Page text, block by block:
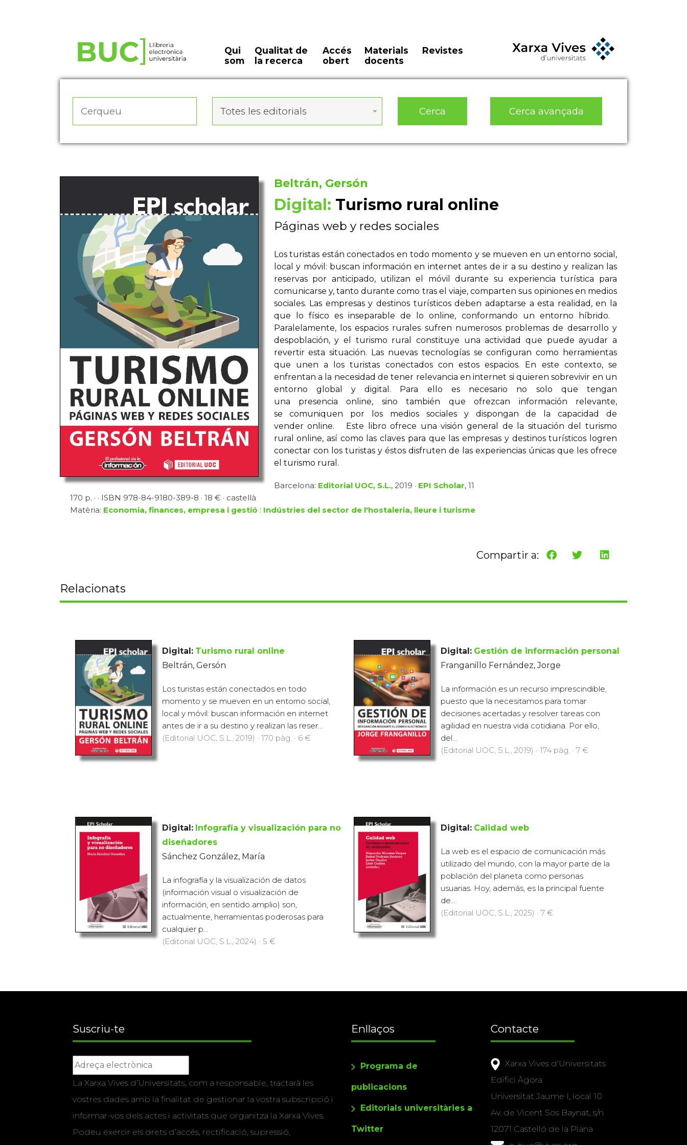
Qui
som
Qualitat de
la recerca
Accés
obert
Materials
docents
Revistes
Totes les editorials Cerca Cerca avançada
Beltrán, Gersón
Digital: Turismo rural online
Páginas web y redes sociales
Los turistas están conectados en todo momento y se mueven en un entorno social,
local y móvil: buscan información en internet antes de ir a su destino y realizan las
reservas por anticipado, utilizan el móvil durante su experiencia turística para
comunicarse y, tanto durante como tras el viaje, comparten sus opiniones en medios
sociales. Las empresas y destinos turísticos deben adaptarse a esta realidad, en la
que lo físico es inseparable de lo online, conformando un entorno híbrido.
Paralelamente, los espacios rurales sufren numerosos problemas de desarrollo y
despoblación, y el turismo rural constituye una actividad que puede ayudar a
revertir esta situación. Las nuevas tecnologías se configuran como herramientas
que unen a los turistas conectados con estos espacios. En este contexto, se
enfrentan a la necesidad de tener relevancia en internet si quieren sobrevivir en un
entorno global y digital. Para ello es necesario no solo que tengan
una presencia online, sino también que ofrezcan información relevante,
se comuniquen por los medios sociales y dispongan de la capacidad de
vender online. Este libro ofrece una visión general de la situación del turismo
rural online, así como las claves para que las empresas y destinos turísticos logren
conectar con los turistas y éstos disfruten de las experiencias únicas que les ofrece
el turismo rural.
Barcelona: Editorial UOC, S.L., 2019 · EPI Scholar, 11
170 p. · · ISBN 978-84-9180-389-8 · 18 € · castellà
Matèria: Economia, finances, empresa i gestió : Indústries del sector de l'hostaleria, lleure i turisme
Compartir a:
Relacionats
Digital: Turismo rural online
Beltrán, Gersón
Los turistas están conectados en todo
momento y se mueven en un entorno social,
local y móvil: buscan información en internet
antes de ir a su destino y realizan las reser...
(Editorial UOC, S.L., 2019) · 170 pàg. · 6 €
Digital: Gestión de información personal
Franganillo Fernández, Jorge
La información es un recurso imprescindible,
puesto que la necesitamos para tomar
decisiones acertadas y resolver tareas con
agilidad en nuestra vida cotidiana. Por ello,
del...
(Editorial UOC, S.L., 2019) · 174 pàg. · 7 €
Digital: Infografía y visualización para no
diseñadores
Sánchez González, María
La infografía y la visualización de datos
(información visual o visualización de
información, en sentido amplio) son,
actualmente, herramientas poderosas para
cualquier p...
(Editorial UOC, S.L., 2024) · 5 €
Digital: Calidad web
La web es el espacio de comunicación más
utilizado del mundo, con la mayor parte de la
población del planeta como personas
usuarias. Hoy, además, es la principal fuente
de...
(Editorial UOC, S.L., 2025) · 7 €
Suscriu-te
La Xarxa Vives d’Universitats, com a responsable, tractarà les
vostres dades amb la finalitat de gestionar la vostra subscripció i
informar-vos dels actes i activitats que organitza la Xarxa Vives.
Podeu exercir els drets d’accés, rectificació, supressió,
Enllaços
Programa de
publicacions
Editorials universitàries a
Twitter
Contacte
Xarxa Vives d'Universitats
Edifici Àgora
Universitat Jaume I, local 10
Av. de Vicent Sos Baynat, s/n
12071 Castelló de la Plana